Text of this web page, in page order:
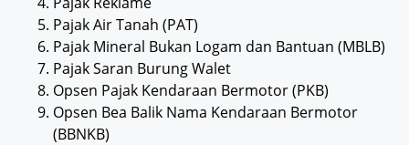
Pajak Air Tanah (PAT)
Pajak Mineral Bukan Logam dan Bantuan (MBLB)
Pajak Saran Burung Walet
Opsen Pajak Kendaraan Bermotor (PKB)
Opsen Bea Balik Nama Kendaraan Bermotor
(BBNKB)